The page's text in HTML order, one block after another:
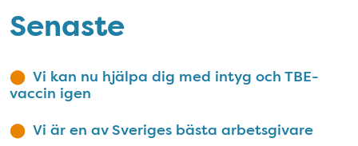
Senaste
Vi kan nu hjälpa dig med intyg och TBE-
vaccin igen
Vi är en av Sveriges bästa arbetsgivare